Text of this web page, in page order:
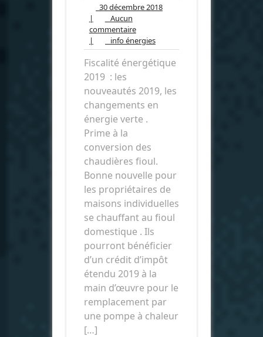
30 décembre 201830
|
Aucun
commentaireAucun
commentaire
| info énergiesinfo
énergies
Fiscalité énergétique
2019 : les
nouveautés 2019, les
changements en
énergie verte .
Prime à la
conversion des
chaudières fioul.
Bonne nouvelle pour
les propriétaires de
maisons individuelles
se chauffant au fioul
domestique . Ils
pourront bénéficier
d’un crédit d’impôt
étendu 2019 à la
main d’œuvre pour le
remplacement par
une pompe à chaleur
[…]